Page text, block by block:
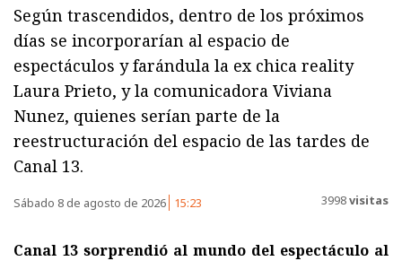
Según trascendidos, dentro de los próximos
días se incorporarían al espacio de
espectáculos y farándula la ex chica reality
Laura Prieto, y la comunicadora Viviana
Nunez, quienes serían parte de la
reestructuración del espacio de las tardes de
Canal 13.
Sábado 8 de agosto de 2026 15:23 3998visitas
Canal 13 sorprendió al mundo del espectáculo al